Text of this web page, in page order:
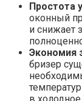
Простота
оконный
и снижает
Экономия
бризер